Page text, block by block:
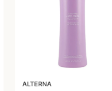
ALTERNA